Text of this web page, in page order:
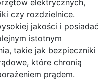
czy rozdzielnice.
jakości i posiadać
istotnym
takie jak bezpieczniki
które chronią
prądem.